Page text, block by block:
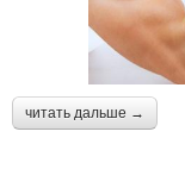
читать дальше →